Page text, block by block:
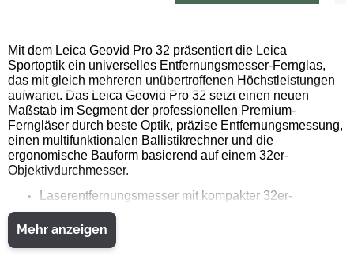
Mit dem Leica Geovid Pro 32 präsentiert die Leica
Sportoptik ein universelles Entfernungsmesser-Fernglas,
das mit gleich mehreren unübertroffenen Höchstleistungen
aufwartet. Das Leica Geovid Pro 32 setzt einen neuen
Maßstab im Segment der professionellen Premium-
Ferngläser durch beste Optik, präzise Entfernungsmessung,
einen multifunktionalen Ballistikrechner und die
ergonomische Bauform basierend auf einem 32er-
Objektivdurchmesser.
Laserentfernungsmesser mit kompakter 32er-
Ergonomie
griffige Konstruktion mit offener Brücke
Mehr anzeigen